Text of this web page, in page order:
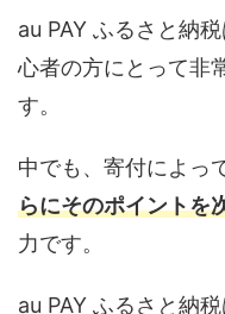
au PAY ふるさと納
心者の方にとって非
す。
中でも、寄付によっ
らにそのポイントを
力です。
au PAY ふるさと納